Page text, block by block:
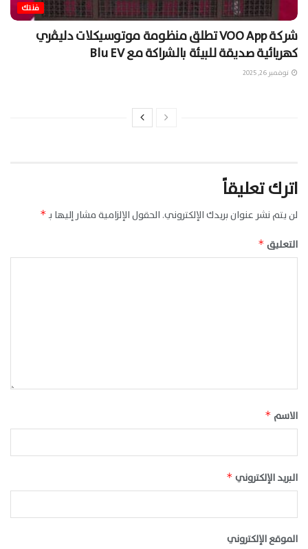
فنتك
شركة VOO App تطلق منظومة موتوسيكلات دليڤري
كهربائية صديقة للبيئة بالشراكة مع Blu EV
نوفمبر 26, 2025
اترك تعليقاً
لن يتم نشر عنوان بريدك الإلكتروني. الحقول الإلزامية مشار إليها بـ*
التعليق *
الاسم *
البريد الإلكتروني *
الموقع الإلكتروني